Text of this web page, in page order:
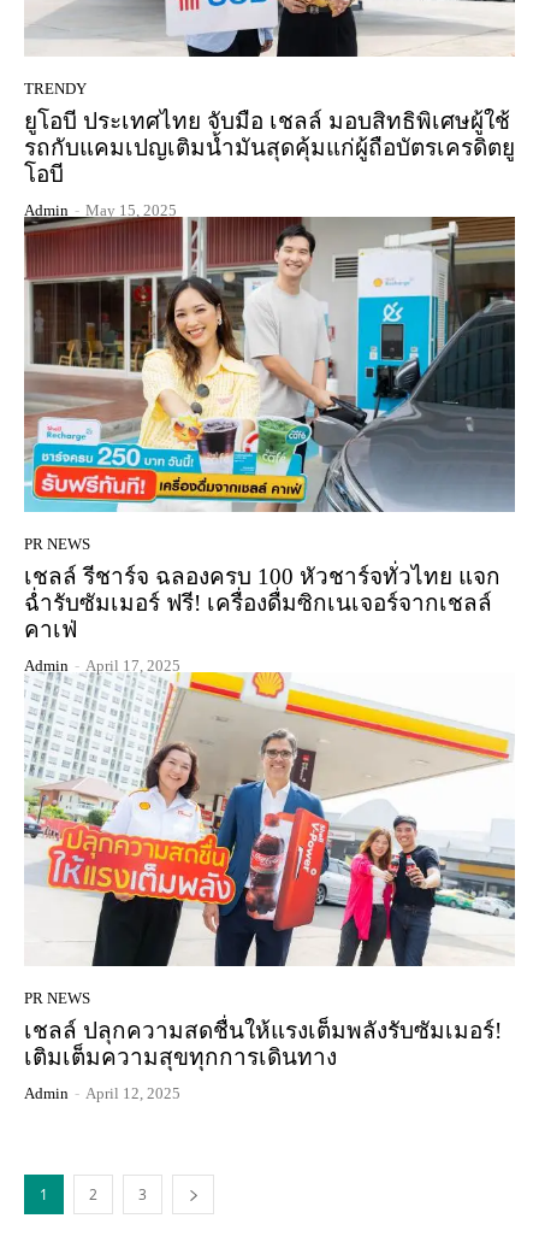
TRENDY
ยูโอบี ประเทศไทย จับมือ เชลล์ มอบสิทธิพิเศษผู้ใช้
รถกับแคมเปญเติมน้ำมันสุดคุ้มแก่ผู้ถือบัตรเครดิตยู
โอบี
Admin - May 15, 2025
PR NEWS
เชลล์ รีชาร์จ ฉลองครบ 100 หัวชาร์จทั่วไทย แจก
ฉ่ำรับซัมเมอร์ ฟรี! เครื่องดื่มซิกเนเจอร์จากเชลล์
คาเฟ่
Admin - April 17, 2025
PR NEWS
เชลล์ ปลุกความสดชื่นให้แรงเต็มพลังรับซัมเมอร์!
เติมเต็มความสุขทุกการเดินทาง
Admin - April 12, 2025
1 2 3